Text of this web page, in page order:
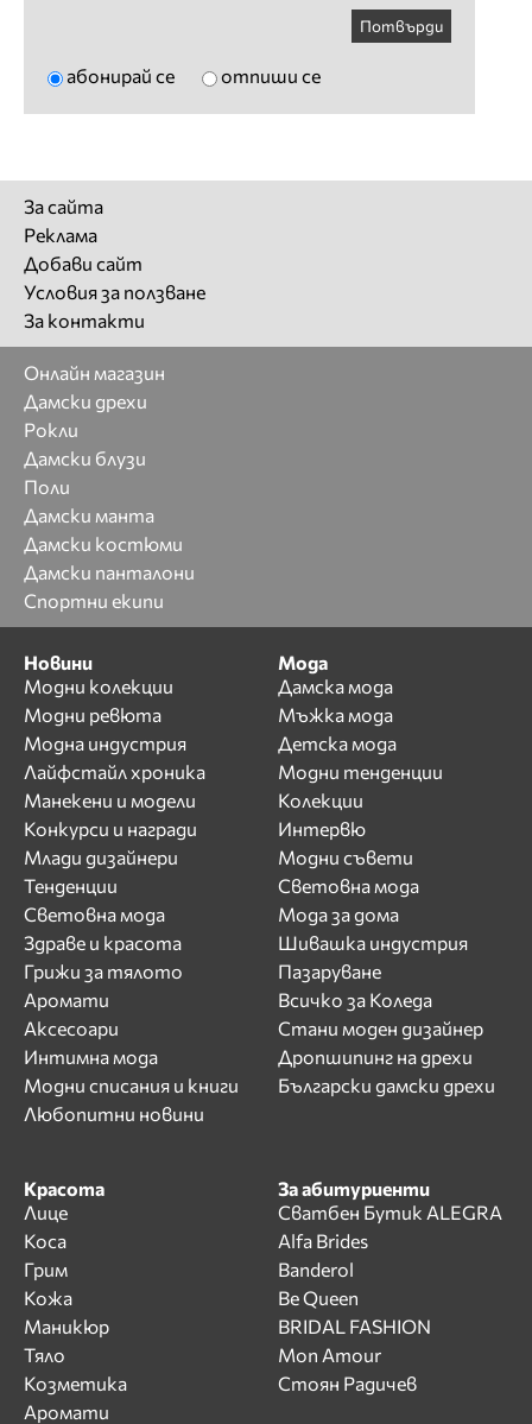
Потвърди
абонирай се отпиши се
За сайта
Реклама
Добави сайт
Условия за ползване
За контакти
Онлайн магазин
Дамски дрехи
Рокли
Дамски блузи
Поли
Дамски манта
Дамски костюми
Дамски панталони
Спортни екипи
Новини
Модни колекции
Модни ревюта
Модна индустрия
Лайфстайл хроника
Манекени и модели
Конкурси и награди
Млади дизайнери
Тенденции
Световна мода
Здраве и красота
Грижи за тялото
Аромати
Аксесоари
Интимна мода
Модни списания и книги
Любопитни новини
Мода
Дамска мода
Мъжка мода
Детска мода
Модни тенденции
Колекции
Интервю
Модни съвети
Световна мода
Мода за дома
Шивашка индустрия
Пазаруване
Всичко за Коледа
Стани моден дизайнер
Дропшипинг на дрехи
Български дамски дрехи
Красота
Лице
Коса
Грим
Кожа
Маникюр
Тяло
Козметика
Аромати
За абитуриенти
Сватбен Бутик ALEGRA
Alfa Brides
Banderol
Be Queen
BRIDAL FASHION
Mon Amour
Стоян Радичев